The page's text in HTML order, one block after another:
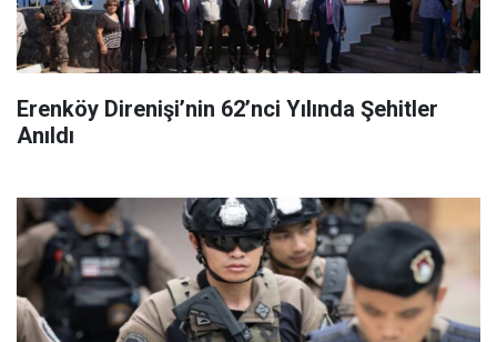
Erenköy Direnişi’nin 62’nci Yılında Şehitler
Anıldı